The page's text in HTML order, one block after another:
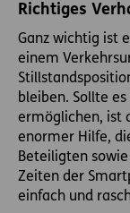
Richtiges
Ganz wichtig ist
einem
bleiben. Sollte
ermöglichen, ist
enormer Hilfe,
Beteiligten
Zeiten der
einfach und